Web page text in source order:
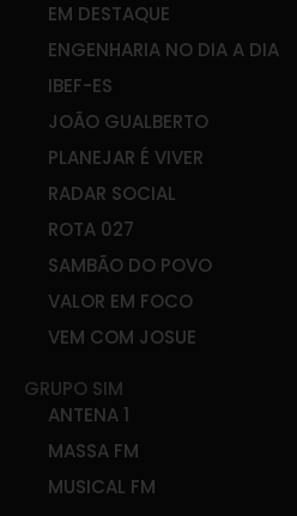
EM DESTAQUE
ENGENHARIA NO DIA A DIA
IBEF-ES
JOÃO GUALBERTO
PLANEJAR É VIVER
RADAR SOCIAL
ROTA 027
SAMBÃO DO POVO
VALOR EM FOCO
VEM COM JOSUE
GRUPO SIM
ANTENA 1
MASSA FM
MUSICAL FM